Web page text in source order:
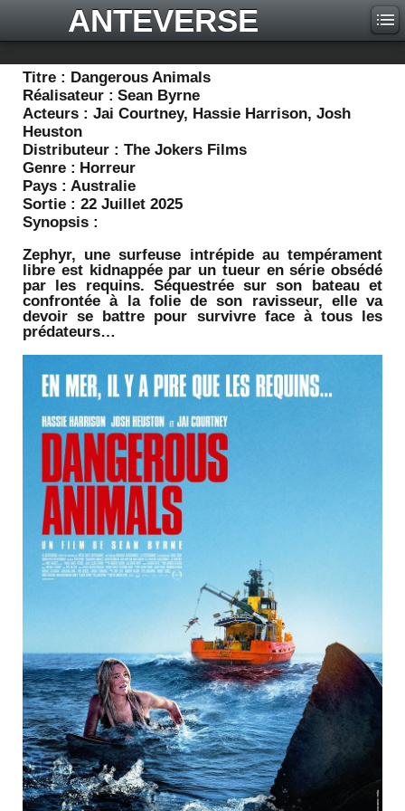
ANTEVERSE
Titre : Dangerous Animals
Réalisateur : Sean Byrne
Acteurs : Jai Courtney, Hassie Harrison, Josh
Heuston
Distributeur : The Jokers Films
Genre : Horreur
Pays : Australie
Sortie : 22 Juillet 2025
Synopsis :
Zephyr, une surfeuse intrépide au tempérament
libre est kidnappée par un tueur en série obsédé
par les requins. Séquestrée sur son bateau et
confrontée à la folie de son ravisseur, elle va
devoir se battre pour survivre face à tous les
prédateurs…